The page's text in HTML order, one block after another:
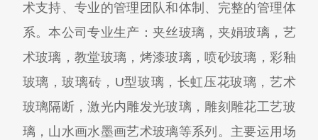
术支持、专业的管理团队和体制、完整的管理体
系。本公司专业生产：夹丝玻璃，夹娟玻璃，艺
术玻璃，教堂玻璃，烤漆玻璃，喷砂玻璃，彩釉
玻璃，玻璃砖，U型玻璃，长虹压花玻璃，艺术
玻璃隔断，激光内雕发光玻璃，雕刻雕花工艺玻
璃，山水画水墨画艺术玻璃等系列。主要运用场